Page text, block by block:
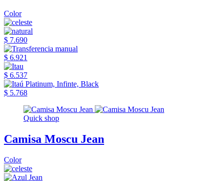
Color
$ 7.690
$ 6.921
$ 6.537
$ 5.768
Quick shop
Camisa Moscu Jean
Color